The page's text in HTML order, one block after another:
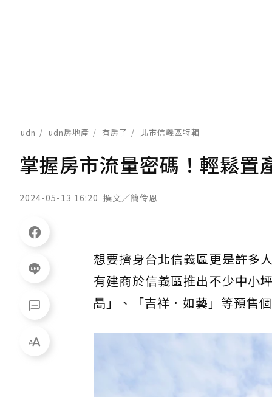
udn udn房地產 有房子 北市信義區特輯
掌握房市流量密碼！輕鬆置
2024-05-13 16:20 撰文／簡伶恩
想要擠身台北信義區更是許多
有建商於信義區推出不少中小
晑」、「吉祥．如藝」等預售